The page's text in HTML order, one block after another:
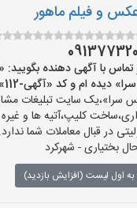
و فیلم ماهور
با آگهی دهنده بگویید:
ام و کد «آگهی-112» را اعلام کنید»
سرا»،یک سایت تبلیغات
کلیپ،آتیه ها و
در قبال معاملات شما ندارد.
بختیاری - شهرکرد
به اول لیست (افزایش بازدید)